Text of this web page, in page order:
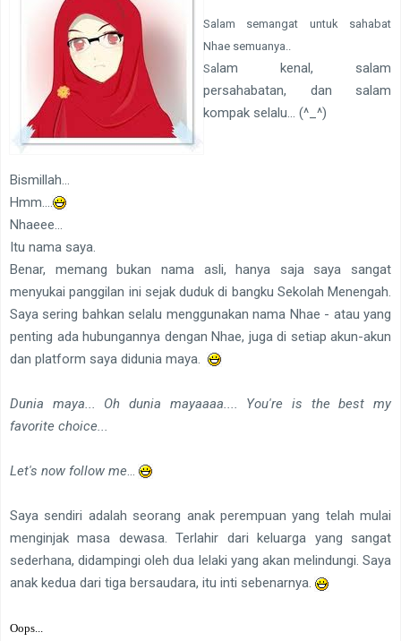
Salam semangat untuk sahabat
Nhae semuanya..
Salam kenal, salam
persahabatan, dan salam
kompak selalu... (^_^)
Bismillah...
Hmm....
Nhaeee...
Itu nama saya.
Benar, memang bukan nama asli, hanya saja saya sangat
menyukai panggilan ini sejak duduk di bangku Sekolah Menengah.
Saya sering bahkan selalu menggunakan nama Nhae - atau yang
penting ada hubungannya dengan Nhae, juga di setiap akun-akun
dan platform saya didunia maya.
Dunia maya... Oh dunia mayaaaa.... You're is the best my
favorite choice...
Let's now follow me...
Saya sendiri adalah seorang anak perempuan yang telah mulai
menginjak masa dewasa. Terlahir dari keluarga yang sangat
sederhana, didampingi oleh dua lelaki yang akan melindungi. Saya
anak kedua dari tiga bersaudara, itu inti sebenarnya.
Oops...